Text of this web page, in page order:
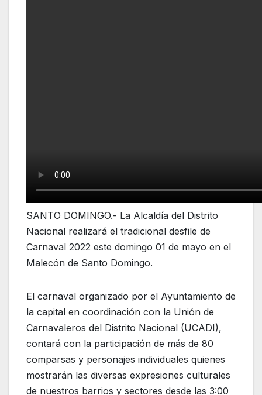
SANTO DOMINGO.- La Alcaldía del Distrito
Nacional realizará el tradicional desfile de
Carnaval 2022 este domingo 01 de mayo en el
Malecón de Santo Domingo.
El carnaval organizado por el Ayuntamiento de
la capital en coordinación con la Unión de
Carnavaleros del Distrito Nacional (UCADI),
contará con la participación de más de 80
comparsas y personajes individuales quienes
mostrarán las diversas expresiones culturales
de nuestros barrios y sectores desde las 3:00